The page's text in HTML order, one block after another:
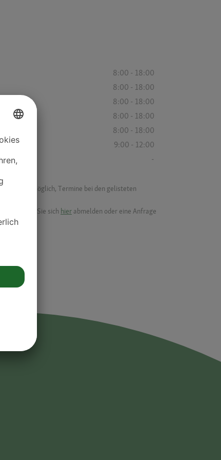
8:00 - 18:00
8:00 - 18:00
8:00 - 18:00
8:00 - 18:00
8:00 - 18:00
9:00 - 12:00
-
es nicht möglich, Termine bei den gelisteten
können Sie sich hier abmelden oder eine Anfrage